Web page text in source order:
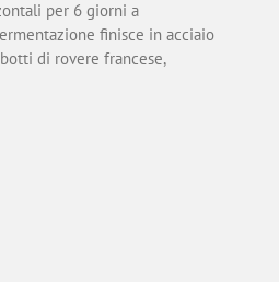
per 6 giorni a
finisce in acciaio
di rovere francese,